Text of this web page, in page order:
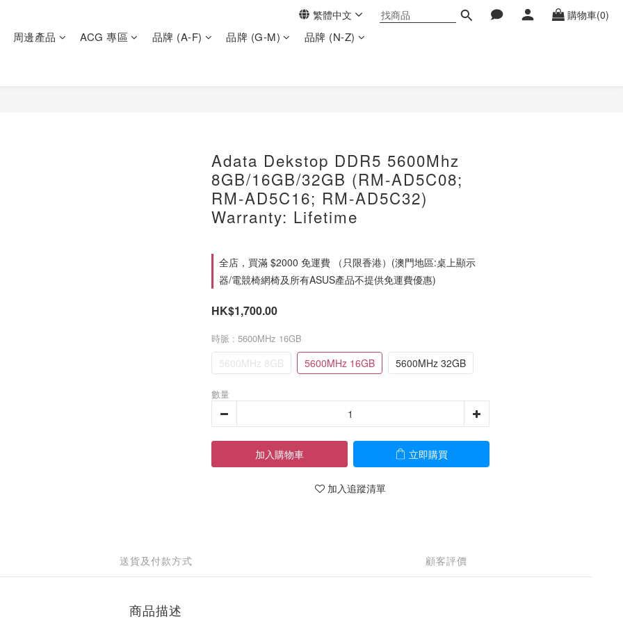
繁體中文 購物車(0)
周邊產品 ACG 專區 品牌 (A-F) 品牌 (G-M) 品牌 (N-Z)
Adata Dekstop DDR5 5600Mhz
8GB/16GB/32GB (RM-AD5C08;
RM-AD5C16; RM-AD5C32)
Warranty: Lifetime
全店，買滿 $2000 免運費 （只限香港）(澳門地區:桌上顯示
器/電競椅網椅及所有ASUS產品不提供免運費優惠)
HK$1,700.00
時脈 : 5600MHz 16GB
5600MHz 8GB 5600MHz 16GB 5600MHz 32GB
數量
加入購物車 立即購買
加入追蹤清單
送貨及付款方式 顧客評價
商品描述